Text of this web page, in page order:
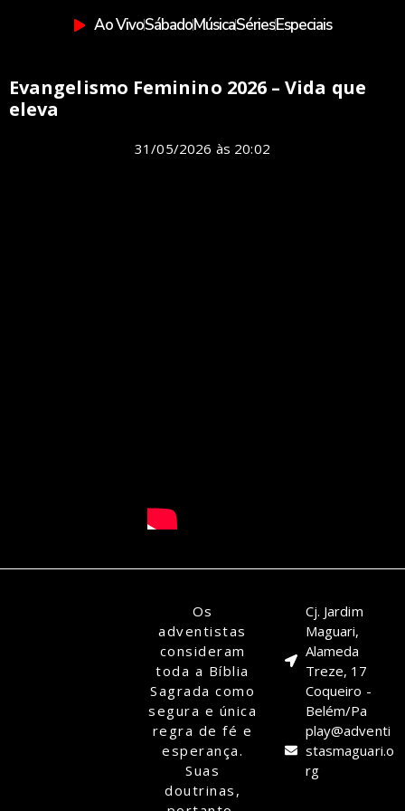
Ao VivoSábadoMúsicaSériesEspeciais
Evangelismo Feminino 2026 – Vida que
eleva
31/05/2026 às 20:02
Os
adventistas
consideram
toda a Bíblia
Sagrada como
segura e única
regra de fé e
esperança.
Suas
doutrinas,
Cj. Jardim
Maguari,
Alameda
Treze, 17
Coqueiro -
Belém/Pa
play@adventi
stasmaguari.o
rg